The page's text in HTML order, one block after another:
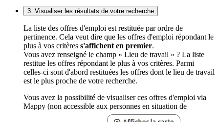
3. Visualiser les résultats de votre recherche
La liste des offres d'emploi est restituée par ordre de
pertinence. Cela veut dire que les offres d'emploi répondant le
plus à vos critères s'affichent en premier.
Vous avez renseigné le champ « Lieu de travail » ? La liste
restitue les offres répondant le plus à vos critères. Parmi
celles-ci sont d'abord restituées les offres dont le lieu de travail
est le plus proche de votre recherche.
Vous avez la possibilité de visualiser ces offres d'emploi via
Mappy (non accessible aux personnes en situation de